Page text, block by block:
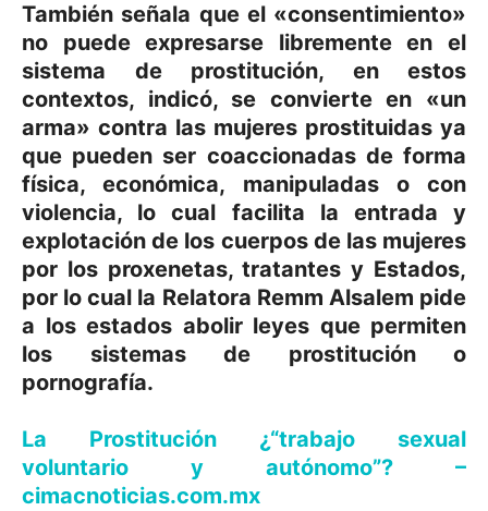
También señala que el «consentimiento»
no puede expresarse libremente en el
sistema de prostitución, en estos
contextos, indicó, se convierte en «un
arma» contra las mujeres prostituidas ya
que pueden ser coaccionadas de forma
física, económica, manipuladas o con
violencia, lo cual facilita la entrada y
explotación de los cuerpos de las mujeres
por los proxenetas, tratantes y Estados,
por lo cual la Relatora Remm Alsalem pide
a los estados abolir leyes que permiten
los sistemas de prostitución o
pornografía.
La Prostitución ¿“trabajo sexual
voluntario y autónomo”? –
cimacnoticias.com.mx